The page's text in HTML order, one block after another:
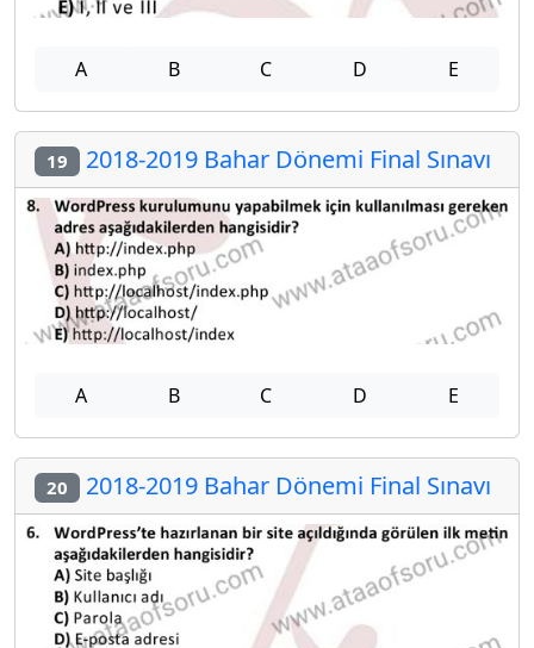
A B C D E
19 2018-2019 Bahar Dönemi Final Sınavı
A B C D E
20 2018-2019 Bahar Dönemi Final Sınavı